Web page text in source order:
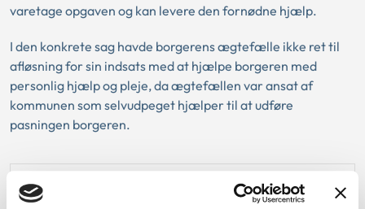
varetage opgaven og kan levere den fornødne hjælp.
I den konkrete sag havde borgerens ægtefælle ikke ret til
afløsning for sin indsats med at hjælpe borgeren med
personlig hjælp og pleje, da ægtefællen var ansat af
kommunen som selvudpeget hjælper til at udføre
pasningen borgeren.
Baggrund for at behandle sagen principielt